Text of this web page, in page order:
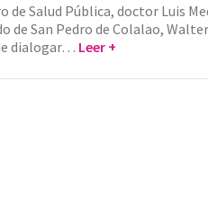
de Salud Pública, doctor Luis
de San Pedro de Colalao,
dialogar… Leer +